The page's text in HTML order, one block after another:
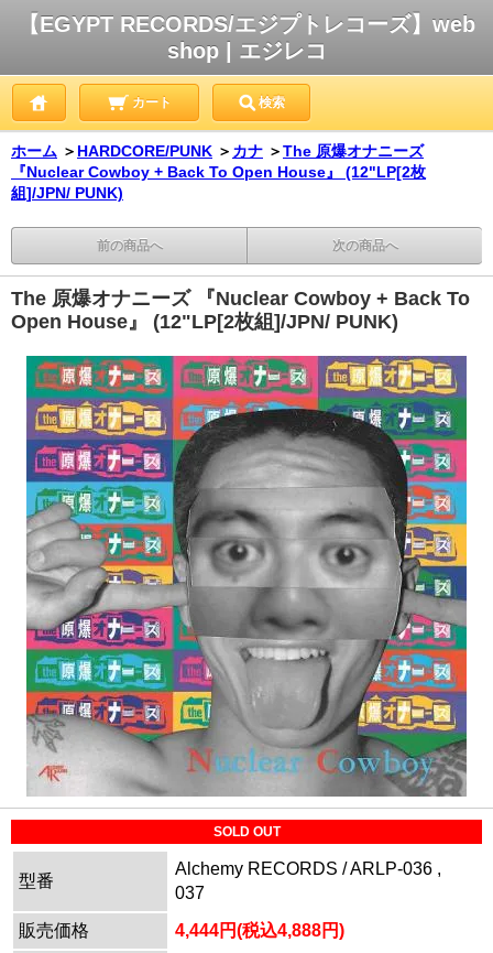
【EGYPT RECORDS/エジプトレコーズ】web
shop | エジレコ
カート 検索
ホーム ＞ HARDCORE/PUNK ＞ カナ ＞The 原爆オナニーズ
『Nuclear Cowboy + Back To Open House』 (12"LP[2枚
組]/JPN/ PUNK)
前の商品へ 次の商品へ
The 原爆オナニーズ 『Nuclear Cowboy + Back To
Open House』 (12"LP[2枚組]/JPN/ PUNK)
SOLD OUT
型番
Alchemy RECORDS / ARLP-036 ,
037
販売価格
4,444円(税込4,888円)